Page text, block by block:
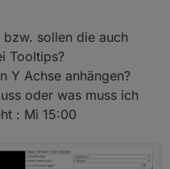
Adapter ist, benötige ich
der weiteren Entwicklung
vom testen.
dort auch nachschauen bei
sollen die auch
Tooltips?
Y Achse anhängen?
oder was muss ich
: Mi 15:00